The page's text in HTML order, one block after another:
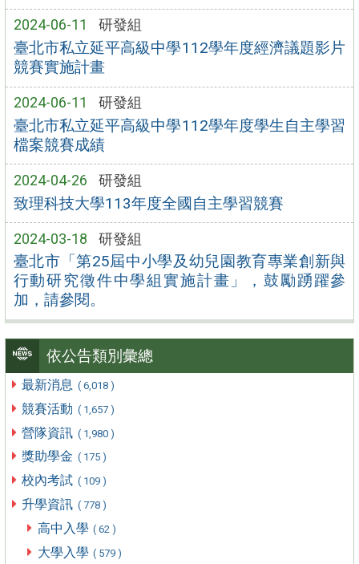
2024-06-11 研發組
臺北市私立延平高級中學112學年度經濟議題影片
競賽實施計畫
2024-06-11 研發組
臺北市私立延平高級中學112學年度學生自主學習
檔案競賽成績
2024-04-26 研發組
致理科技大學113年度全國自主學習競賽
2024-03-18 研發組
臺北市「第25屆中小學及幼兒園教育專業創新與
行動研究徵件中學組實施計畫」，鼓勵踴躍參
加，請參閱。
依公告類別彙總
最新消息 ( 6,018 )
競賽活動 ( 1,657 )
營隊資訊 ( 1,980 )
獎助學金 ( 175 )
校內考試 ( 109 )
升學資訊 ( 778 )
高中入學 ( 62 )
大學入學 ( 579 )